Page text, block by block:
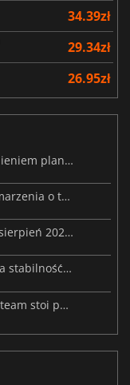
34.39zł
29.34zł
26.95zł
MARVEL Tōkon debiutuje wraz z ujawnieniem planu rozwoju na pierwszy rok
Wyciek ceny Steam Frame przekreśla marzenia o tanim zestawie VR
Premiery gier wideo w tym tygodniu – sierpień 2026 r. (32. tydzień)
Nowa aktualizacja w Palworld poprawia stabilność Sunreach i walk z bossami
Projekt Helix znów w grze, przyszłość Steam stoi pod znakiem zapytania